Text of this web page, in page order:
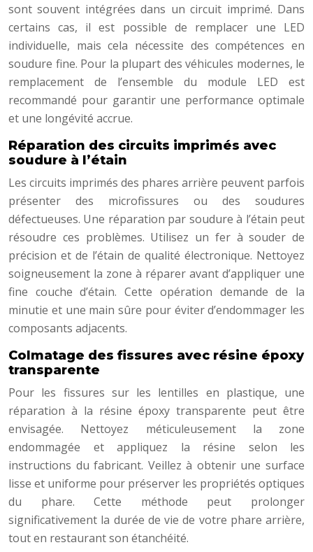
sont souvent intégrées dans un circuit imprimé. Dans
certains cas, il est possible de remplacer une LED
individuelle, mais cela nécessite des compétences en
soudure fine. Pour la plupart des véhicules modernes, le
remplacement de l’ensemble du module LED est
recommandé pour garantir une performance optimale
et une longévité accrue.
Réparation des circuits imprimés avec
soudure à l’étain
Les circuits imprimés des phares arrière peuvent parfois
présenter des microfissures ou des soudures
défectueuses. Une réparation par soudure à l’étain peut
résoudre ces problèmes. Utilisez un fer à souder de
précision et de l’étain de qualité électronique. Nettoyez
soigneusement la zone à réparer avant d’appliquer une
fine couche d’étain. Cette opération demande de la
minutie et une main sûre pour éviter d’endommager les
composants adjacents.
Colmatage des fissures avec résine époxy
transparente
Pour les fissures sur les lentilles en plastique, une
réparation à la résine époxy transparente peut être
envisagée. Nettoyez méticuleusement la zone
endommagée et appliquez la résine selon les
instructions du fabricant. Veillez à obtenir une surface
lisse et uniforme pour préserver les propriétés optiques
du phare. Cette méthode peut prolonger
significativement la durée de vie de votre phare arrière,
tout en restaurant son étanchéité.